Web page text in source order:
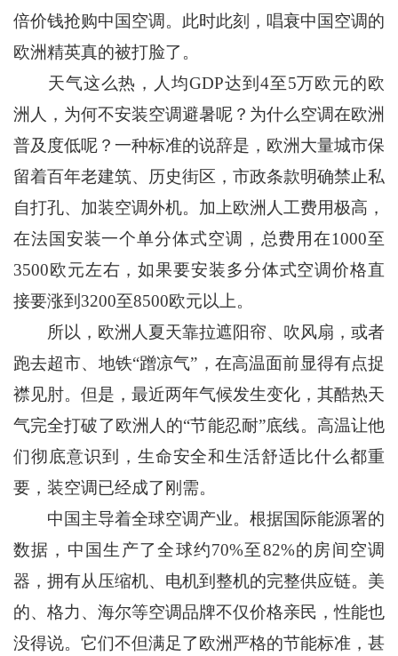
倍价钱抢购中国空调。此时此刻，唱衰中国空调的
欧洲精英真的被打脸了。
天气这么热，人均GDP达到4至5万欧元的欧
洲人，为何不安装空调避暑呢？为什么空调在欧洲
普及度低呢？一种标准的说辞是，欧洲大量城市保
留着百年老建筑、历史街区，市政条款明确禁止私
自打孔、加装空调外机。加上欧洲人工费用极高，
在法国安装一个单分体式空调，总费用在1000至
3500欧元左右，如果要安装多分体式空调价格直
接要涨到3200至8500欧元以上。
所以，欧洲人夏天靠拉遮阳帘、吹风扇，或者
跑去超市、地铁“蹭凉气”，在高温面前显得有点捉
襟见肘。但是，最近两年气候发生变化，其酷热天
气完全打破了欧洲人的“节能忍耐”底线。高温让他
们彻底意识到，生命安全和生活舒适比什么都重
要，装空调已经成了刚需。
中国主导着全球空调产业。根据国际能源署的
数据，中国生产了全球约70%至82%的房间空调
器，拥有从压缩机、电机到整机的完整供应链。美
的、格力、海尔等空调品牌不仅价格亲民，性能也
没得说。它们不但满足了欧洲严格的节能标准，甚